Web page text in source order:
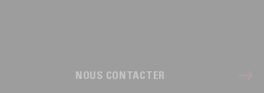
NOUS CONTACTER